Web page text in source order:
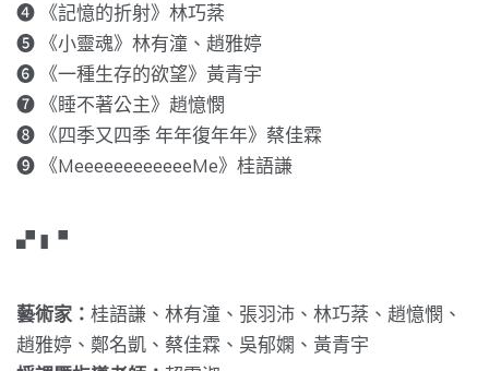
❹ 《記憶的折射》林巧棻
❺ 《小靈魂》林有潼、趙雅婷
❻ 《一種生存的欲望》黃青宇
❼ 《睡不著公主》趙憶憫
❽ 《四季又四季 年年復年年》蔡佳霖
❾ 《MeeeeeeeeeeeeMe》桂語謙
▞ ▮▝
藝術家： 桂語謙、林有潼、張羽沛、林巧棻、趙憶憫、
趙雅婷、鄭名凱、蔡佳霖、吳郁嫻、黃青宇